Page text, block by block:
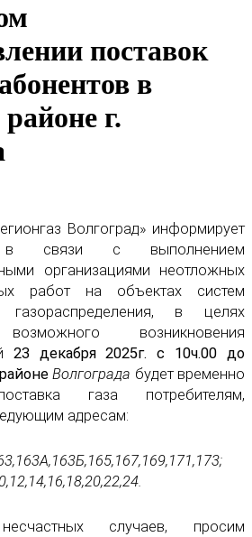
поставок
в
г.
Волгоград» информирует
с выполнением
организациями неотложных
работ на объектах систем
в целях
возникновения
23 декабря 2025г. с 10ч.00 до
Волгограда будет временно
газа потребителям,
адресам:
случаев, просим